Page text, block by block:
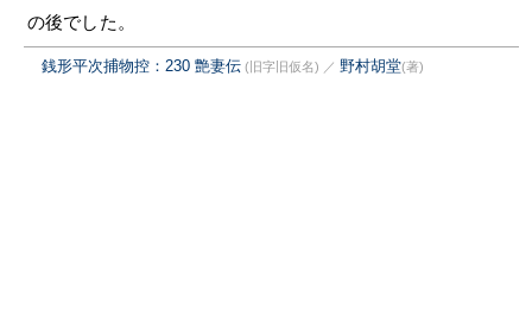
の後でした。
銭形平次捕物控：230 艶妻伝 (旧字旧仮名) ／ 野村胡堂(著)